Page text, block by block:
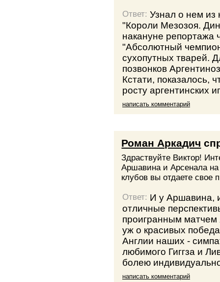
Ответ:Узнал о нем из
"Короли Мезозоя.
накануне репортажа
"Абсолютный
сухопутных тварей.
позвонков
Кстати, показалось,
росту аргентинских
написать комментарий
Роман Аркадич
Здраствуйте Виктор!
Аршавина и Арсенала
клубов вы отдаете свое
Ответ: И у Аршавина,
отличные
проигранным матчем
уж о красивых
Англии наших -
любимого Гиггза и
болею
написать комментарий